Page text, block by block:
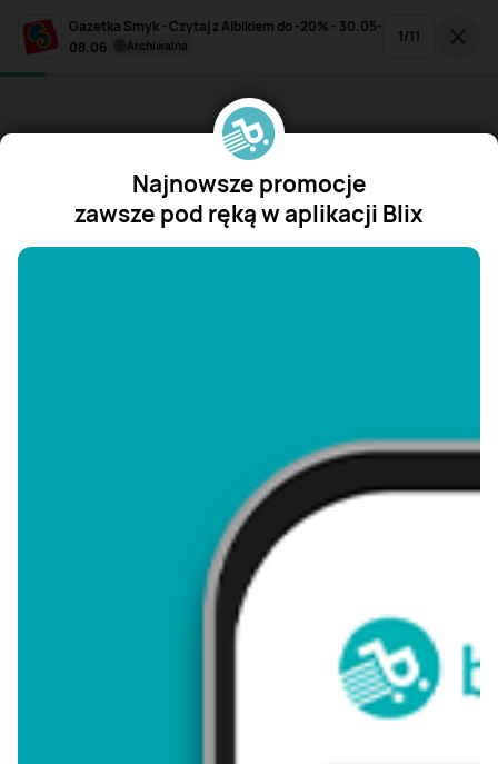
Gazetka Smyk - Czytaj z Albikiem do -20% - 30.05-
08.06
archiwalna 1/11
Najnowsze promocje
zawsze pod ręką w aplikacji Blix
"/>